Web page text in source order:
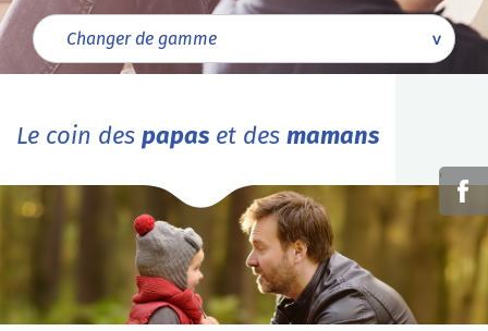
Le coin des papas et des mamans
'